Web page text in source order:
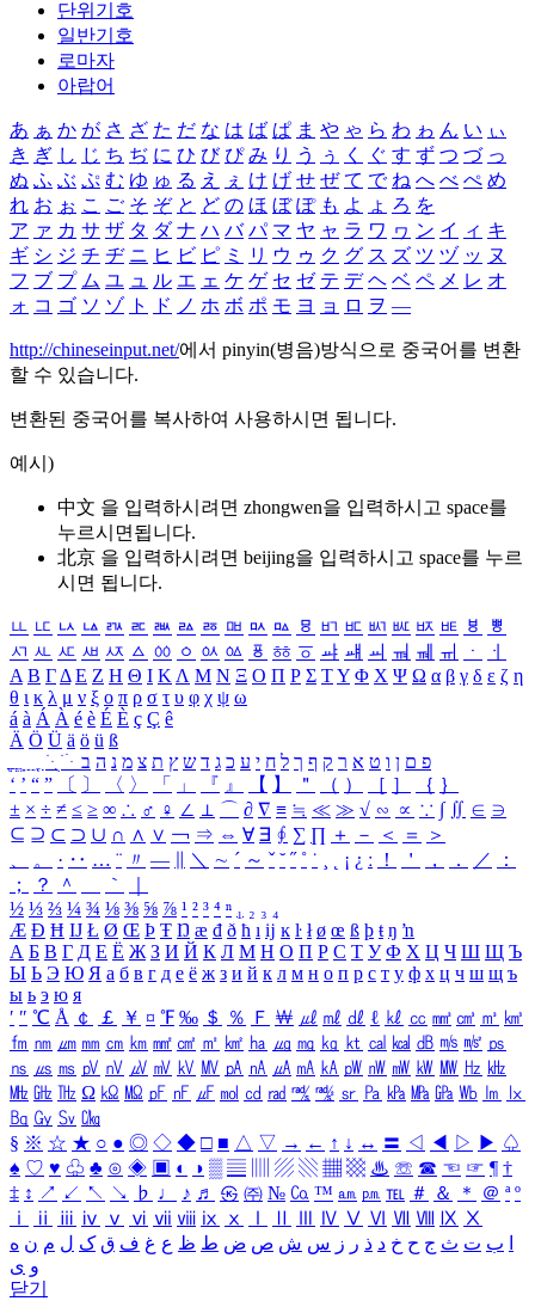
단위기호
일반기호
로마자
아랍어
あ ぁ か が さ ざ た だ な は ば ぱ ま や ゃ ら わ ゎ ん い ぃ
き ぎ し じ ち ぢ に ひ び ぴ み り う ぅ く ぐ す ず つ づ っ
ぬ ふ ぶ ぷ む ゆ ゅ る え ぇ け げ せ ぜ て で ね へ べ ぺ め
れ お ぉ こ ご そ ぞ と ど の ほ ぼ ぽ も よ ょ ろ を
ア ァ カ サ ザ タ ダ ナ ハ バ パ マ ヤ ャ ラ ワ ヮ ン イ ィ キ
ギ シ ジ チ ヂ ニ ヒ ビ ピ ミ リ ウ ゥ ク グ ス ズ ツ ヅ ッ ヌ
フ ブ プ ム ユ ュ ル エ ェ ケ ゲ セ ゼ テ デ ヘ ベ ペ メ レ オ
ォ コ ゴ ソ ゾ ト ド ノ ホ ボ ポ モ ヨ ョ ロ ヲ ―
http://chineseinput.net/에서 pinyin(병음)방식으로 중국어를 변환
할 수 있습니다.
변환된 중국어를 복사하여 사용하시면 됩니다.
예시)
中文 을 입력하시려면 zhongwen을 입력하시고 space를
누르시면됩니다.
北京 을 입력하시려면 beijing을 입력하시고 space를 누르
시면 됩니다.
ㅥ ㅦ ㅧ ㅨ ㅩ ㅪ ㅫ ㅬ ㅭ ㅮ ㅯ ㅰ ㅱ ㅲ ㅳ ㅴ ㅵ ㅶ ㅷ ㅸ
ㅹ
ㅺ ㅻ ㅼ ㅽ ㅾ ㅿ ㆀ ㆁ ㆂ ㆃ ㆄ ㆅ ㆆ ㆇ ㆈ ㆉ ㆊ ㆋ ㆌ ㆍ
ㆎ
Α Β ΓΔ Ε Ζ Η Θ Ι ΚΛ Μ Ν Ξ Ο Π Ρ Σ ΤΥ Φ Χ Ψ Ω α β γ δ ε ζ η
θ ι κ λ μ ν ξ ο π ρ σ τ υ φ χ ψ ω
á à Á À é è É È ç Ç ê
Ä Ö Ü ä ö ü ß
ִֶֹ ֻּ ׁׂ פ ם ן ו ט א ר ק ף ך ל ח י ע כ ג ד ש ץ ת צ מ נ ה ב
‘ ’ “ ” 〔 〕 〈 〉 「 」 『 』 【 】 ＂ （ ） ［ ］ ｛ ｝
± × ÷ ≠ ≤ ≥ ∞ ∴ ♂ ♀ ∠ ⊥ ⌒ ∂ ∇ ≡ ≒ ≪ ≫ √ ∽ ∝ ∵ ∫ ∬ ∈ ∋
⊆ ⊇ ⊂ ⊃ ∪ ∩ ∧ ∨ ￢ ⇒ ⇔ ∀ ∃ ∮ ∑ ∏ ＋ － ＜ ＝
＞
、
。 · ‥ … ¨ 〃 ― ＼ ∼ ´ ～ ˇ ˘ ˝ ˚ ˙ ¸ ¡ ¿ ː ！ ＇ ， ． ／
：
；
？ ＾ ｀
½ ⅓ ⅔ ¼ ¾ ⅛ ⅜ ⅝ ⅞ ¹ ² ³ ⁴ ⁿ ₁ ₂ ₃ ₄
Æ Ð Ħ Ĳ Ł Ø Œ Þ Ŧ Ŋ æ đ ð ħ ı ĳ ĸ ŀ ł ø œ ß þ ŧ ŋ ŉ
А Б В Г Д Е Ё Ж З И Й К Л М Н О П Р С Т У Ф Х Ц Ч Ш Щ Ъ
Ы Ь Э Ю Я а б в г д е ё ж з и й к л м н о п р с т у ф х ц ч ш щ ъ
ы ь э ю я
′ ″ ℃ Å ￠ ￡ ￥ ¤ ℉ ‰ ＄ ％ Ｆ ￦ ㎕ ㎖ ㎗ ℓ ㎘ ㏄ ㎣ ㎤ ㎥ ㎦
㎙ ㎚ ㎛ ㎜ ㎝ ㎞ ㎟ ㎠ ㎡ ㎢ ㏊ ㎍ ㎎ ㎏ ㏏ ㎈ ㎉ ㏈ ㎧ ㎨ ㎰
㎱ ㎲ ㎳ ㎴ ㎵ ㎶ ㎷ ㎸ ㎹ ㎀ ㎁ ㎂ ㎃ ㎄ ㎺ ㎻ ㎽ ㎾ ㎿ ㎐ ㎑
㎒ ㎓ ㎔ Ω ㏀ ㏁ ㎊ ㎋ ㎌ ㏖ ㏅ ㎭ ㎮ ㎯ ㏛ ㎩ ㎪ ㎫ ㎬ ㏝ ㏐
㏓
㏃ ㏉ ㏜ ㏆
§ ※ ☆ ★ ○ ● ◎ ◇ ◆ □ ■ △ ▽ → ← ↑ ↓ ↔ 〓 ◁ ◀ ▷ ▶ ♤
♠ ♡ ♥ ♧ ♣ ⊙ ◈ ▣ ◐ ◑ ▒ ▤ ▨ ▧ ▦ ▩ ♨ ☏ ☎ ☜ ☞ ¶ †
‡ ↕ ↗ ↙ ↖ ↘ ♭ ♩ ♪ ♬ ㉿ ㈜ № ㏇ ™ ㏂ ㏘ ℡ ＃ ＆ ＊ ＠ ª º
ⅰ
ⅱ ⅲ ⅳ ⅴ ⅵ ⅶ ⅷ ⅸ ⅹ Ⅳ Ⅴ Ⅵ Ⅶ Ⅷ Ⅸ Ⅹ
ب ت ث ج ح خ د ذ ر ز س ش ص ض ط ظ ع غ ف ق ک ل م ن ه
و ی
닫기